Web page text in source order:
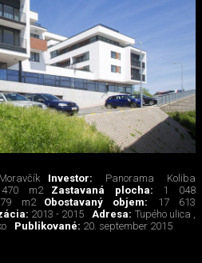
Investor: Panorama Koliba
m2 Zastavaná plocha: 1 048
m2 Obostavaný objem: 17 613
2013 - 2015 Adresa: Tupého ulica ,
Publikované: 20. september 2015